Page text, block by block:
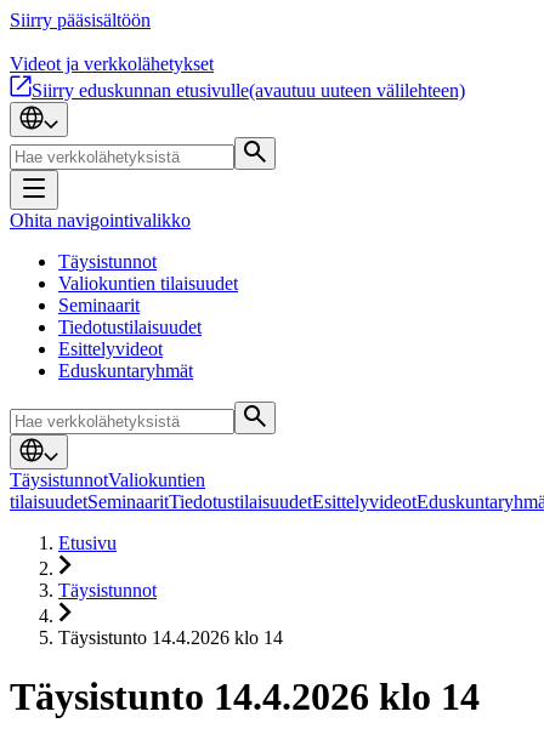
Siirry pääsisältöön
Videot ja verkkolähetykset
Siirry eduskunnan etusivulle(avautuu uuteen välilehteen)
Ohita navigointivalikko
Täysistunnot
Valiokuntien tilaisuudet
Seminaarit
Tiedotustilaisuudet
Esittelyvideot
Eduskuntaryhmät
TäysistunnotValiokuntien
tilaisuudetSeminaaritTiedotustilaisuudetEsittelyvideot
Etusivu
Täysistunnot
Täysistunto 14.4.2026 klo 14
Täysistunto 14.4.2026 klo 14